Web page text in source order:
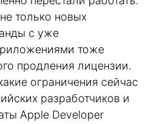
только новых
с уже
тоже
продления лицензии.
ограничения сейчас
разработчиков и
Apple Developer